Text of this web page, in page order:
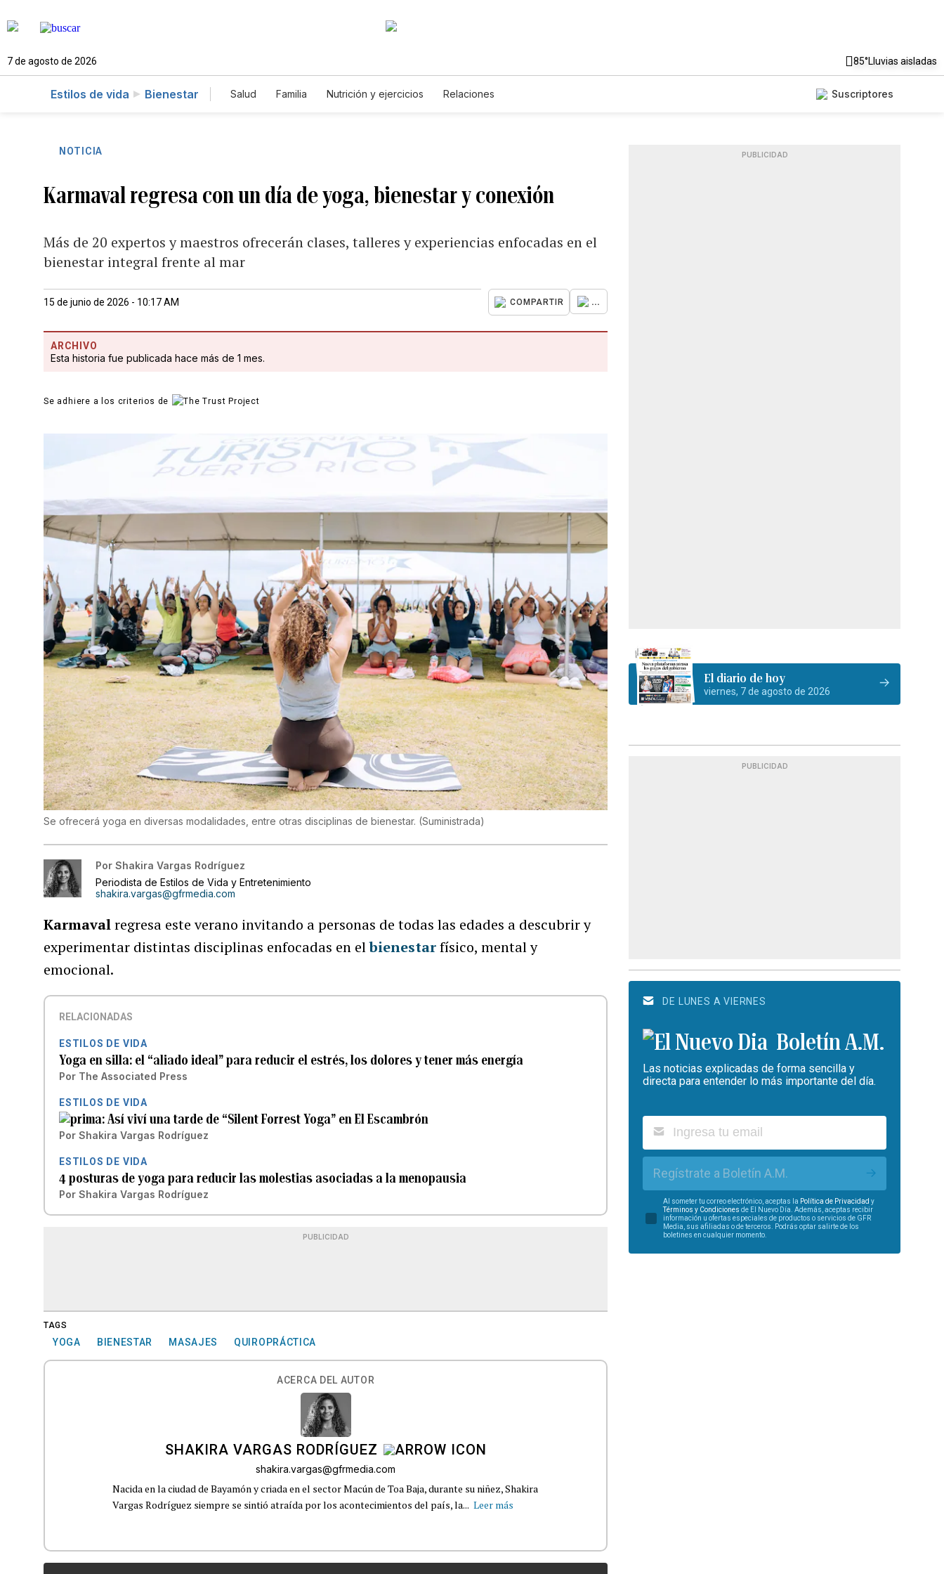
7 de agosto de 2026 85°Lluvias aisladas
Estilos de vida Bienestar Salud Familia Nutrición y ejercicios Relaciones Suscriptores
NOTICIA
Karmaval regresa con un día de yoga, bienestar y conexión
Más de 20 expertos y maestros ofrecerán clases, talleres y experiencias enfocadas en el
bienestar integral frente al mar
15 de junio de 2026 - 10:17 AM COMPARTIR ...
ARCHIVO
Esta historia fue publicada hace más de 1 mes.
Se adhiere a los criterios de
Se ofrecerá yoga en diversas modalidades, entre otras disciplinas de bienestar. (Suministrada)
Por Shakira Vargas Rodríguez
Periodista de Estilos de Vida y Entretenimiento
shakira.vargas@gfrmedia.com
Karmavalregresa este verano invitando a personas de todas las edades a descubrir y
experimentar distintas disciplinas enfocadas en elbienestarfísico, mental y
emocional.
RELACIONADAS
ESTILOS DE VIDA
Yoga en silla: el “aliado ideal” para reducir el estrés, los dolores y tener más energía
Por The Associated Press
ESTILOS DE VIDA
Así viví una tarde de “Silent Forrest Yoga” en El Escambrón
Por Shakira Vargas Rodríguez
ESTILOS DE VIDA
4 posturas de yoga para reducir las molestias asociadas a la menopausia
Por Shakira Vargas Rodríguez
PUBLICIDAD
TAGS
YOGA BIENESTAR MASAJES QUIROPRÁCTICA
ACERCA DEL AUTOR
SHAKIRA VARGAS RODRÍGUEZ
shakira.vargas@gfrmedia.com
Nacida en la ciudad de Bayamón y criada en el sector Macún de Toa Baja, durante su niñez, Shakira
Vargas Rodríguez siempre se sintió atraída por los acontecimientos del país, la... Leer más
PUBLICIDAD
El diario de hoy
viernes, 7 de agosto de 2026
PUBLICIDAD
DE LUNES A VIERNES
Boletín A.M.
Las noticias explicadas de forma sencilla y
directa para entender lo más importante del día.
Regístrate a Boletín A.M.
Al someter tu correo electrónico, aceptas la Política de Privacidad y
Términos y Condiciones de El Nuevo Día. Además, aceptas recibir
información u ofertas especiales de productos o servicios de GFR
Media, sus afiliadas o de terceros. Podrás optar salirte de los
boletines en cualquier momento.